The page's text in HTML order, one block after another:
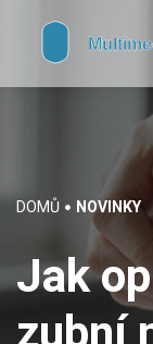
DOMŮ NOVINKY
Jak